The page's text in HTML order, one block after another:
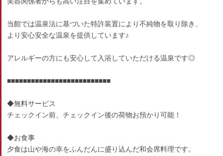
当館では温泉法に基づいた特許装置により不純物を取り除き、
より安心安全な温泉を提供しています♪
アレルギーの方にも安心して入浴していただける温泉です◎
■■■■■■■■■■■■■■■■■■■■■■■■■■
◆無料サービス
チェックイン前、チェックイン後の荷物お預かり可能！
◆お食事
夕食は山や海の幸をふんだんに盛り込んだ和会席料理です。